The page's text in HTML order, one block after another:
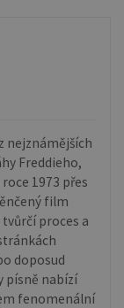
nejznámějších
Freddieho,
1973 přes
film
proces a
doposud
písně nabízí
fenomenální